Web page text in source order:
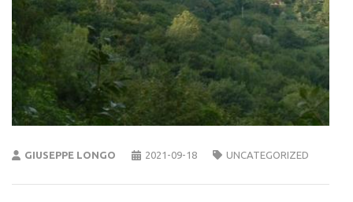
GIUSEPPE LONGO 2021-09-18 UNCATEGORIZED